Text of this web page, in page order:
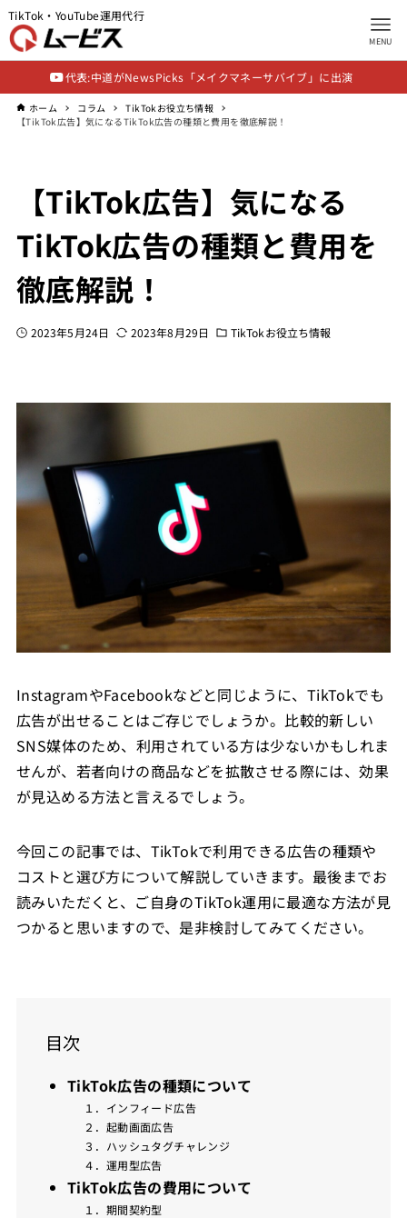
MENU
TikTok・YouTube運用代行
代表:中道がNewsPicks「メイクマネーサバイブ」に出演
ホーム コラム
TikTokお役立ち情報
【TikTok広告】気になるTikTok広告の種類と費用を徹底解説！
【TikTok広告】気になる
TikTok広告の種類と費用を
徹底解説！
2023年5月24日 2023年8月29日 TikTokお役立ち情報
InstagramやFacebookなどと同じように、TikTokでも
広告が出せることはご存じでしょうか。比較的新しい
SNS媒体のため、利用されている方は少ないかもしれま
せんが、若者向けの商品などを拡散させる際には、効果
が見込める方法と言えるでしょう。
今回この記事では、TikTokで利用できる広告の種類や
コストと選び方について解説していきます。最後までお
読みいただくと、ご自身のTikTok運用に最適な方法が見
つかると思いますので、是非検討してみてください。
目次
TikTok広告の種類について
１．インフィード広告
２．起動画面広告
３．ハッシュタグチャレンジ
４．運用型広告
TikTok広告の費用について
１．期間契約型